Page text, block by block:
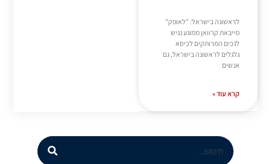
לראשונה בישראל: "לאופק"
מייבאת קרוואן ממונע נגיש
לנכים המרותקים לכיסא
גלגלים לראשונה בישראל, גם
אנשים
קרא עוד »